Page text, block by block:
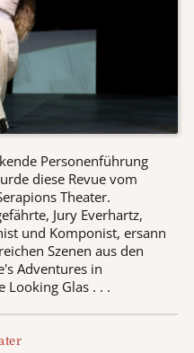
Personenführung
diese Revue vom
Theater.
Jury Everhartz,
und Komponist, ersann
Szenen aus den
Adventures in
Looking Glas . . .